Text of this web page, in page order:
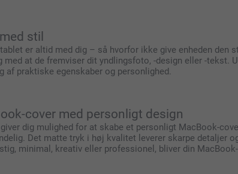
stil
er altid med dig – så hvorfor ikke give enheden
med at de fremviser dit yndlingsfoto, -design eller -
af praktiske egenskaber og personlighed.
cover med personligt design
dig mulighed for at skabe et personligt MacBook-
Det matte tryk i høj kvalitet leverer skarpe detaljer
minimal, kreativ eller professionel, bliver din